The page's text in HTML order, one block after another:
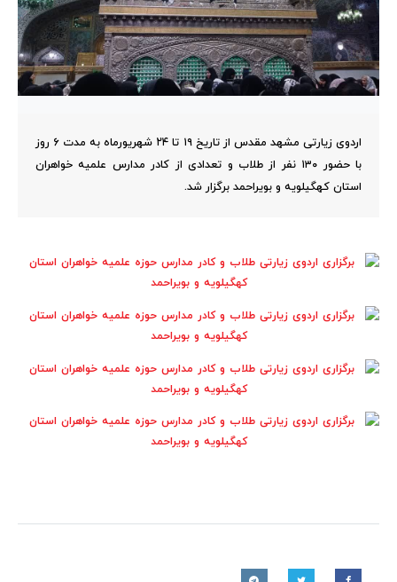
اردوی زیارتی مشهد مقدس از تاریخ ۱۹ تا ۲۴ شهریورماه به مدت ۶ روز
با حضور ۱۳۰ نفر از طلاب و تعدادی از کادر مدارس علمیه خواهران
استان کهگیلویه و بویراحمد برگزار شد.